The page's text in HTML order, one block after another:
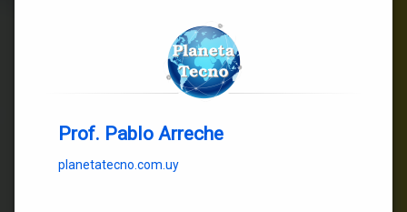
Prof. Pablo Arreche
planetatecno.com.uy